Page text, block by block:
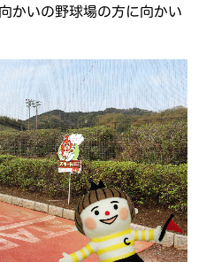
かいの野球場の方に向かい